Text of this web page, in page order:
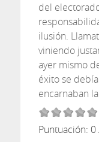
del
ilusión.
viniendo
ayer mismo
éxito se
encarnaban
Puntuación: 0